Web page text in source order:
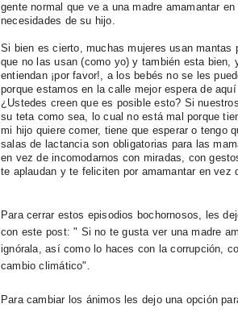
gente normal que ve a una madre amamantar
necesidades de su hijo.
Si bien es cierto, muchas mujeres usan
que no las usan (como yo) y también esta
entiendan ¡por favor!, a los bebés no se les
porque estamos en la calle mejor espera de
¿Ustedes creen que es posible esto? Si
su teta como sea, lo cual no está mal porque
mi hijo quiere comer, tiene que esperar o tengo
salas de lactancia son obligatorias para las
en vez de incomodarnos con miradas, con
te aplaudan y te feliciten por amamantar en vez
Para cerrar estos episodios bochornosos, les
con este post: " Si no te gusta ver una madre
ignórala, así como lo haces con la corrupción,
cambio climático".
Para cambiar los ánimos les dejo una opción